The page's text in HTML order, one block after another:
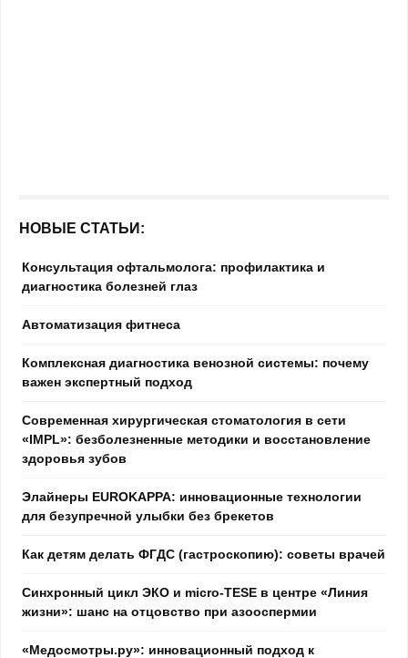
НОВЫЕ СТАТЬИ:
Консультация офтальмолога: профилактика и
диагностика болезней глаз
Автоматизация фитнеса
Комплексная диагностика венозной системы: почему
важен экспертный подход
Современная хирургическая стоматология в сети
«IMPL»: безболезненные методики и восстановление
здоровья зубов
Элайнеры EUROKAPPA: инновационные технологии
для безупречной улыбки без брекетов
Как детям делать ФГДС (гастроскопию): советы врачей
Синхронный цикл ЭКО и micro-TESE в центре «Линия
жизни»: шанс на отцовство при азооспермии
«Медосмотры.ру»: инновационный подход к